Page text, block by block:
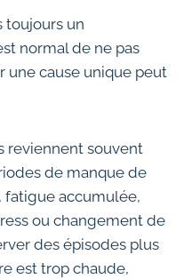
toujours un
normal de ne pas
une cause unique peut
reviennent souvent
de manque de
fatigue accumulée,
ou changement de
des épisodes plus
est trop chaude,